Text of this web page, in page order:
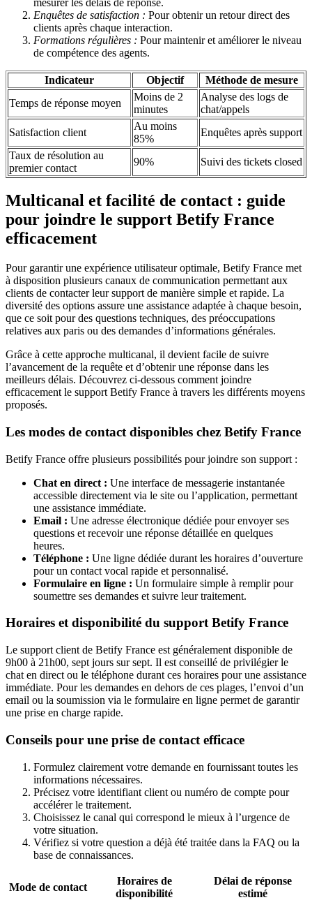
Enquêtes de satisfaction : Pour obtenir un retour direct des
clients après chaque interaction.
Formations régulières : Pour maintenir et améliorer le niveau
de compétence des agents.
Indicateur Objectif
Méthode de mesure
Temps de réponse moyen
Moins de 2
minutes
Analyse des logs de
chat/appels
Satisfaction client
Au moins
85%
Enquêtes après support
Taux de résolution au
premier contact
90% Suivi des tickets closed
Multicanal et facilité de contact : guide
pour joindre le support Betify France
efficacement
Pour garantir une expérience utilisateur optimale, Betify France met
à disposition plusieurs canaux de communication permettant aux
clients de contacter leur support de manière simple et rapide. La
diversité des options assure une assistance adaptée à chaque besoin,
que ce soit pour des questions techniques, des préoccupations
relatives aux paris ou des demandes d’informations générales.
Grâce à cette approche multicanal, il devient facile de suivre
l’avancement de la requête et d’obtenir une réponse dans les
meilleurs délais. Découvrez ci-dessous comment joindre
efficacement le support Betify France à travers les différents moyens
proposés.
Les modes de contact disponibles chez Betify France
Betify France offre plusieurs possibilités pour joindre son support :
Chat en direct : Une interface de messagerie instantanée
accessible directement via le site ou l’application, permettant
une assistance immédiate.
Email : Une adresse électronique dédiée pour envoyer ses
questions et recevoir une réponse détaillée en quelques
heures.
Téléphone : Une ligne dédiée durant les horaires d’ouverture
pour un contact vocal rapide et personnalisé.
Formulaire en ligne : Un formulaire simple à remplir pour
soumettre ses demandes et suivre leur traitement.
Horaires et disponibilité du support Betify France
Le support client de Betify France est généralement disponible de
9h00 à 21h00, sept jours sur sept. Il est conseillé de privilégier le
chat en direct ou le téléphone durant ces horaires pour une assistance
immédiate. Pour les demandes en dehors de ces plages, l’envoi d’un
email ou la soumission via le formulaire en ligne permet de garantir
une prise en charge rapide.
Conseils pour une prise de contact efficace
Formulez clairement votre demande en fournissant toutes les
informations nécessaires.
Précisez votre identifiant client ou numéro de compte pour
accélérer le traitement.
Choisissez le canal qui correspond le mieux à l’urgence de
votre situation.
Vérifiez si votre question a déjà été traitée dans la FAQ ou la
base de connaissances.
Mode de contact
Horaires de
disponibilité
Délai de réponse
estimé